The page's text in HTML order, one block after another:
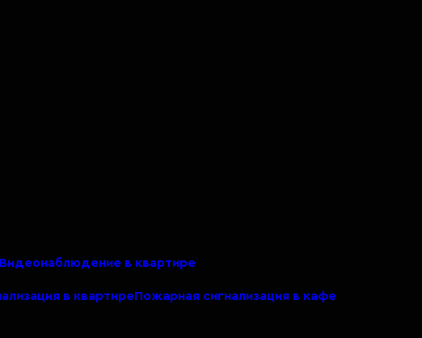
Видеонаблюдение в квартире
в квартиреПожарная сигнализация в кафе